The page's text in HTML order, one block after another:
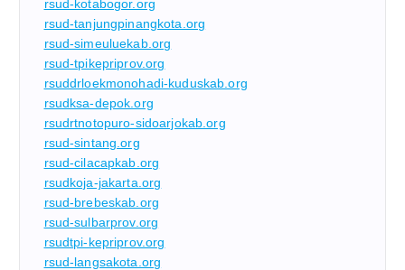
rsud-kotabogor.org
rsud-tanjungpinangkota.org
rsud-simeuluekab.org
rsud-tpikepriprov.org
rsuddrloekmonohadi-kuduskab.org
rsudksa-depok.org
rsudrtnotopuro-sidoarjokab.org
rsud-sintang.org
rsud-cilacapkab.org
rsudkoja-jakarta.org
rsud-brebeskab.org
rsud-sulbarprov.org
rsudtpi-kepriprov.org
rsud-langsakota.org